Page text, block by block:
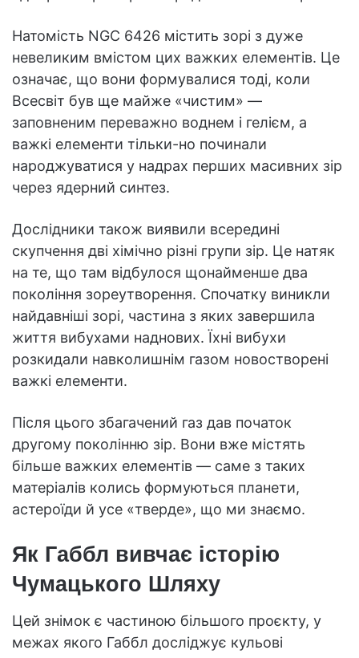
Натомість NGC 6426 містить зорі з дуже
невеликим вмістом цих важких елементів. Це
означає, що вони формувалися тоді, коли
Всесвіт був ще майже «чистим» —
заповненим переважно воднем і гелієм, а
важкі елементи тільки-но починали
народжуватися у надрах перших масивних зір
через ядерний синтез.
Дослідники також виявили всередині
скупчення дві хімічно різні групи зір. Це натяк
на те, що там відбулося щонайменше два
покоління зореутворення. Спочатку виникли
найдавніші зорі, частина з яких завершила
життя вибухами наднових. Їхні вибухи
розкидали навколишнім газом новостворені
важкі елементи.
Після цього збагачений газ дав початок
другому поколінню зір. Вони вже містять
більше важких елементів — саме з таких
матеріалів колись формуються планети,
астероїди й усе «тверде», що ми знаємо.
Як Габбл вивчає історію
Чумацького Шляху
Цей знімок є частиною більшого проєкту, у
межах якого Габбл досліджує кульові